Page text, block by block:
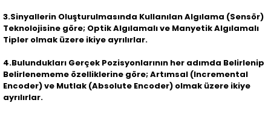
3.Sinyallerin Oluşturulmasında Kullanılan Algılama (Sensör)
Teknolojisine göre; Optik Algılamalı ve Manyetik Algılamalı
Tipler olmak üzere ikiye ayrılırlar.
4.Bulundukları Gerçek Pozisyonlarının her adımda Belirlenip
Belirlenememe özelliklerine göre; Artımsal (Incremental
Encoder) ve Mutlak (Absolute Encoder) olmak üzere ikiye
ayrılırlar.